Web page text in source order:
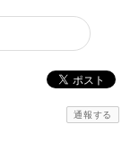
通報する